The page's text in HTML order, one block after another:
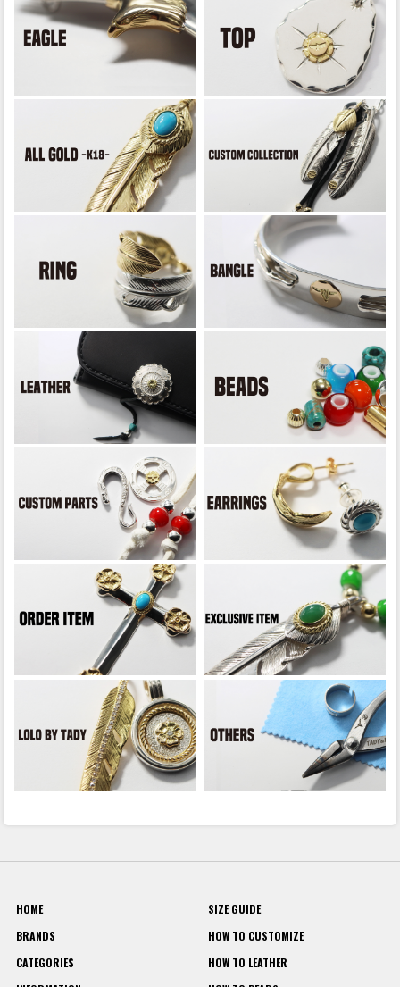
HOME
BRANDS
CATEGORIES
SIZE GUIDE
HOW TO CUSTOMIZE
HOW TO LEATHER